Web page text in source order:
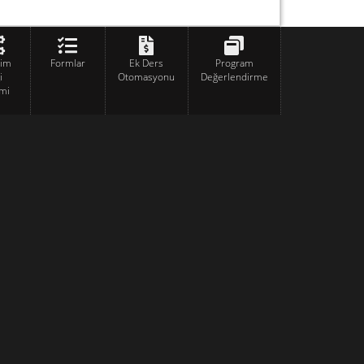
Formlar
Ek Ders
Otomasyonu
Program
Değerlendirme